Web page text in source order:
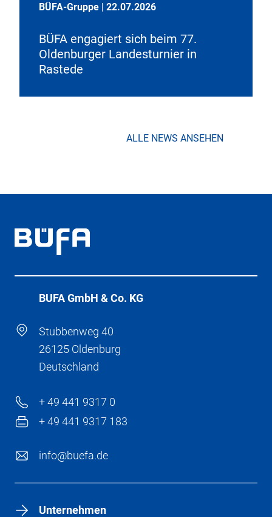
BÜFA-Gruppe | 22.07.2026
BÜFA engagiert sich beim 77.
Oldenburger Landesturnier in
Rastede
ALLE NEWS ANSEHEN
BÜFA GmbH & Co. KG
Stubbenweg 40
26125 Oldenburg
Deutschland
+ 49 441 9317 0
+ 49 441 9317 183
info@buefa.de
Unternehmen